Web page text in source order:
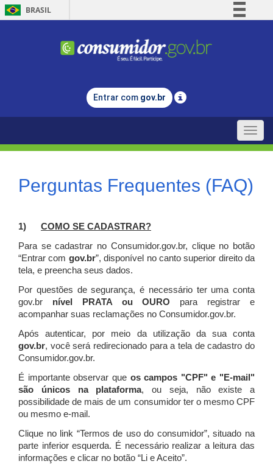
BRASIL
Comunica BR
Legislação
Entrar com gov.br
Toggle
Perguntas Frequentes (FAQ)
1) COMO SE CADASTRAR?
Para se cadastrar no Consumidor.gov.br, clique no botão
“Entrar com gov.br”, disponível no canto superior direito da
tela, e preencha seus dados.
Por questões de segurança, é necessário ter uma conta
gov.br nível PRATA ou OURO para registrar e
acompanhar suas reclamações no Consumidor.gov.br.
Após autenticar, por meio da utilização da sua conta
gov.br, você será redirecionado para a tela de cadastro do
Consumidor.gov.br.
É importante observar que os campos "CPF" e "E-mail"
são únicos na plataforma, ou seja, não existe a
possibilidade de mais de um consumidor ter o mesmo CPF
ou mesmo e-mail.
Clique no link “Termos de uso do consumidor”, situado na
parte inferior esquerda. É necessário realizar a leitura das
informações e clicar no botão “Li e Aceito”.